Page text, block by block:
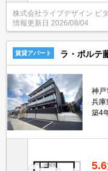
株式会社ライブデザイン ピ
情報更新日 2026/08/04
賃貸アパート ラ・ポルテ
神戸
兵庫
築4
5.6